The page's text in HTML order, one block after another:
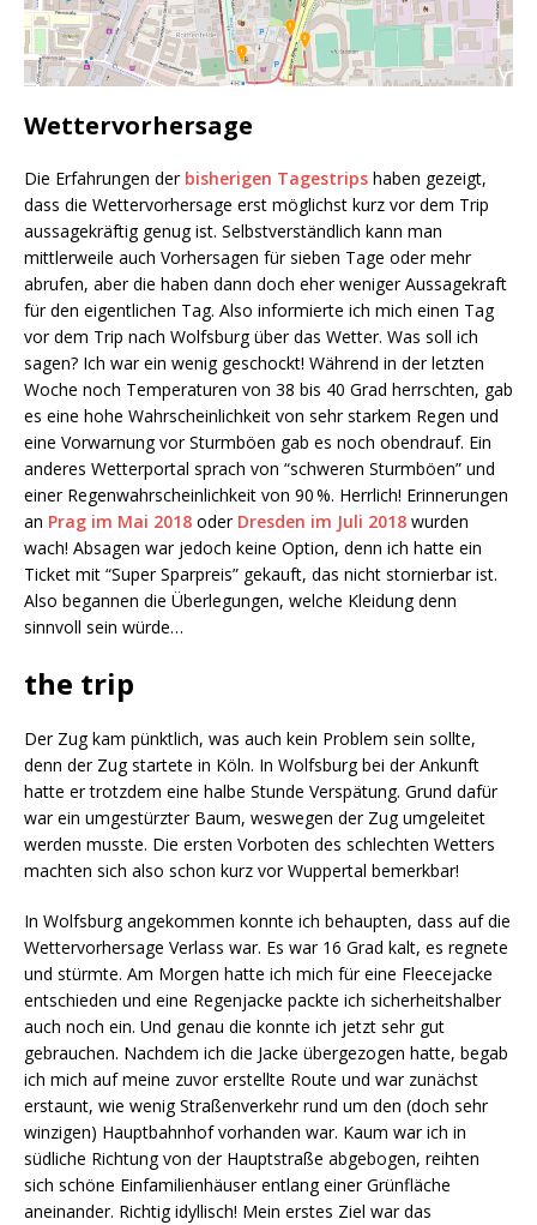
Wettervorhersage
Die Erfahrungen der bisherigen Tagestrips haben gezeigt,
dass die Wettervorhersage erst möglichst kurz vor dem Trip
aussagekräftig genug ist. Selbstverständlich kann man
mittlerweile auch Vorhersagen für sieben Tage oder mehr
abrufen, aber die haben dann doch eher weniger Aussagekraft
für den eigentlichen Tag. Also informierte ich mich einen Tag
vor dem Trip nach Wolfsburg über das Wetter. Was soll ich
sagen? Ich war ein wenig geschockt! Während in der letzten
Woche noch Temperaturen von 38 bis 40 Grad herrschten, gab
es eine hohe Wahrscheinlichkeit von sehr starkem Regen und
eine Vorwarnung vor Sturmböen gab es noch obendrauf. Ein
anderes Wetterportal sprach von “schweren Sturmböen” und
einer Regenwahrscheinlichkeit von 90 %. Herrlich! Erinnerungen
an Prag im Mai 2018 oder Dresden im Juli 2018 wurden
wach! Absagen war jedoch keine Option, denn ich hatte ein
Ticket mit “Super Sparpreis” gekauft, das nicht stornierbar ist.
Also begannen die Überlegungen, welche Kleidung denn
sinnvoll sein würde…
the trip
Der Zug kam pünktlich, was auch kein Problem sein sollte,
denn der Zug startete in Köln. In Wolfsburg bei der Ankunft
hatte er trotzdem eine halbe Stunde Verspätung. Grund dafür
war ein umgestürzter Baum, weswegen der Zug umgeleitet
werden musste. Die ersten Vorboten des schlechten Wetters
machten sich also schon kurz vor Wuppertal bemerkbar!
In Wolfsburg angekommen konnte ich behaupten, dass auf die
Wettervorhersage Verlass war. Es war 16 Grad kalt, es regnete
und stürmte. Am Morgen hatte ich mich für eine Fleecejacke
entschieden und eine Regenjacke packte ich sicherheitshalber
auch noch ein. Und genau die konnte ich jetzt sehr gut
gebrauchen. Nachdem ich die Jacke übergezogen hatte, begab
ich mich auf meine zuvor erstellte Route und war zunächst
erstaunt, wie wenig Straßenverkehr rund um den (doch sehr
winzigen) Hauptbahnhof vorhanden war. Kaum war ich in
südliche Richtung von der Hauptstraße abgebogen, reihten
sich schöne Einfamilienhäuser entlang einer Grünfläche
aneinander. Richtig idyllisch! Mein erstes Ziel war das